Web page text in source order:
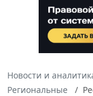
Новости и
Региональные